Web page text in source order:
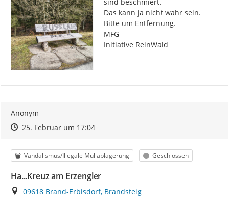
Das kann ja nicht wahr sein.
Bitte um Entfernung.
MFG
Initiative ReinWald
Anonym
Zeitpunkt des Erstellens
Zeitpunkt des Erstellens
25. Februar um 17:04Zur Äußerung
Kategorie
Vandalismus/Illegale Müllablagerung Status
Geschlossen
Ha...Kreuz am Erzengler
Ort
09618 Brand-Erbisdorf, Brandsteig